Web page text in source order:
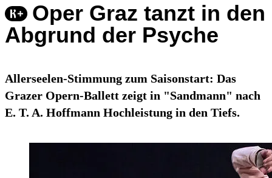
Oper Graz tanzt in den
Abgrund der Psyche
Allerseelen-Stimmung zum Saisonstart: Das
Grazer Opern-Ballett zeigt in "Sandmann" nach
E. T. A. Hoffmann Hochleistung in den Tiefs.